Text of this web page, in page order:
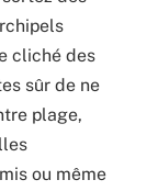
cliché des
sûr de ne
plage,
ou même